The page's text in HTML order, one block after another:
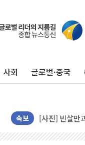
사회 글로벌·중국
속보
트럼프 "금리
李 "해남 태양
李 대통령, '6
[사진] 빈살만
이란와이어 "